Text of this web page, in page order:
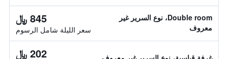
Double room، نوع السرير غير
معروف
845 ﷼
سعر الليلة شامل الرسوم
202 ﷼